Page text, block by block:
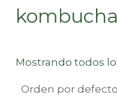
Mostrando todos